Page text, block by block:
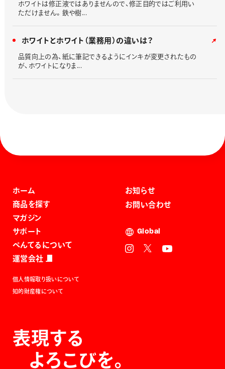
ホワイトは修正液ではありませんので、修正目的ではご利用い
ただけません。鉄や樹...
ホワイトとホワイト（業務用）の違いは？
品質向上の為、紙に筆記できるようにインキが変更されたもの
が、ホワイトになりま...
ホーム
商品を探す
マガジン
サポート
ぺんてるについて
運営会社
お知らせ
お問い合わせ
Global
個人情報取り扱いについて
知的財産権について
表現する
よろこびを。